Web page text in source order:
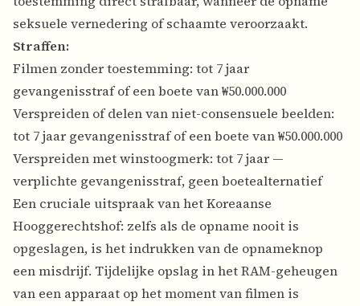
seksuele vernedering of schaamte veroorzaakt.
Straffen:
Filmen zonder toestemming: tot 7 jaar
gevangenisstraf of een boete van ₩50.000.000
Verspreiden of delen van niet-consensuele beelden:
tot 7 jaar gevangenisstraf of een boete van ₩50.000.000
Verspreiden met winstoogmerk: tot 7 jaar —
verplichte gevangenisstraf, geen boetealternatief
Een cruciale uitspraak van het Koreaanse
Hooggerechtshof: zelfs als de opname nooit is
opgeslagen, is het indrukken van de opnameknop
een misdrijf. Tijdelijke opslag in het RAM-geheugen
van een apparaat op het moment van filmen is